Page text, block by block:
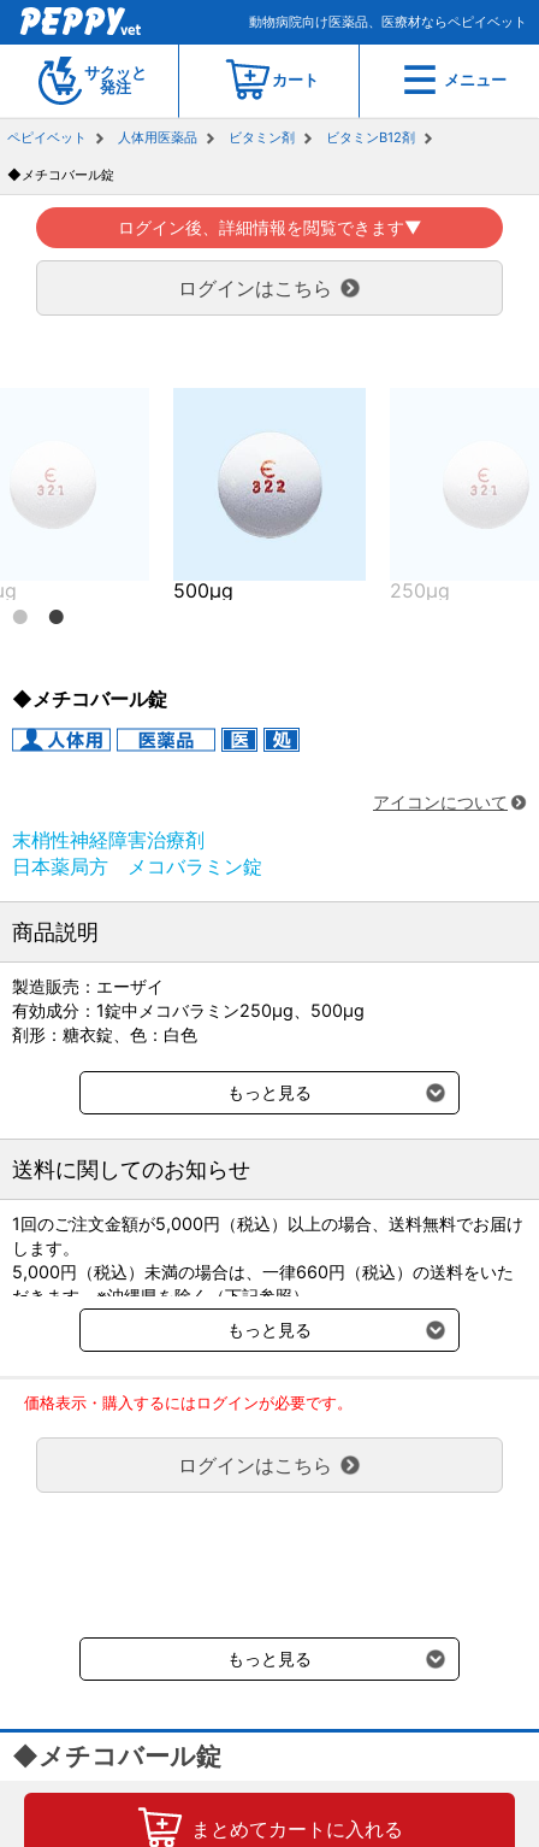
動物病院向け医薬品、医療材ならペピイベット
サクッと
発注
カート メニュー
ペピイベット 人体用医薬品 ビタミン剤 ビタミンB12剤
◆メチコバール錠
ログイン後、詳細情報を閲覧できます▼
ログインはこちら
◆メチコバール錠
アイコンについて
末梢性神経障害治療剤
日本薬局方 メコバラミン錠
商品説明
製造販売：エーザイ
有効成分：1錠中メコバラミン250μg、500μg
剤形：糖衣錠、色：白色
250μg
500μg
6.2
質量（mg）
95
155
厚さ（mm）
3.4 4.0
もっと見る
送料に関してのお知らせ
1回のご注文金額が5,000円（税込）以上の場合、送料無料でお届け
します。
5,000円（税込）未満の場合は、一律660円（税込）の送料をいた
だきます。※沖縄県を除く（下記参照）
※2017年11月14日（火）より沖縄県へのお届けにつきましては、1
回のご注文金額（税込）が、30,000円以上で配送無料となります。
ご了承のほどよろしくお願い致します。
弊社都合でお届けが２回以上に分かれる場合の送料負担は、１回分
のみで新たな送料は発生しません。
大型商品送料が必要な商品をご注文の場合は、大型商品送料のみご
負担頂きます。
受けます。
もっと見る
価格表示・購入するにはログインが必要です。
ログインはこちら
もっと見る
◆メチコバール錠
まとめてカートに入れる